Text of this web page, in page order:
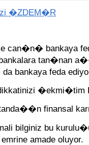
�ZDEM�R
can�n� bankaya
tan�nan
bankaya feda
�ekmi�tim
finansal
bilginiz bu
amade oluyor.